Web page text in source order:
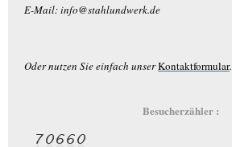
E-Mail: info@stahlundwerk.de
Oder nutzen Sie einfach unserKontaktformular.
Besucherzähler :